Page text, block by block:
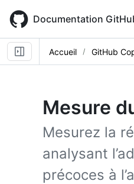
main
content
Documentation
Accueil GitHub
Mesure
Mesurez la
analysant
précoces à